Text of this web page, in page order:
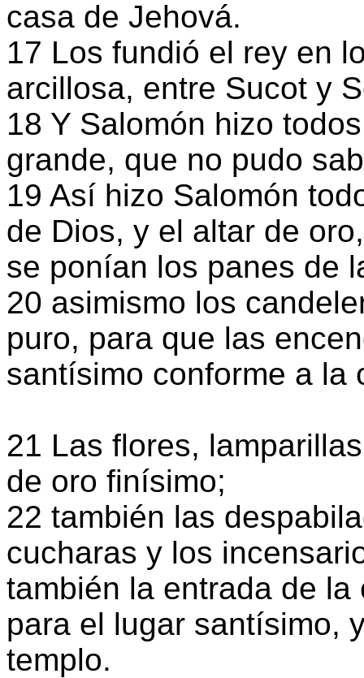
casa de Jehová.
17 Los fundió el rey en
arcillosa, entre Sucot y
18 Y Salomón hizo
grande, que no pudo
19 Así hizo Salomón
de Dios, y el altar de
se ponían los panes de
20 asimismo los
puro, para que las
santísimo conforme a la
21 Las flores,
de oro finísimo;
22 también las
cucharas y los
también la entrada de
para el lugar santísimo,
templo.